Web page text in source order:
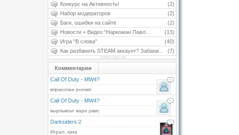
(2)
Конкурс на Активность!
(2)
Набор модераторов
(2)
Баги, ошибки на сайте
(13)
Новости + Видео "Наркоман Павл...
(40)
Игра "В слова"
(7)
Как разбанить STEAM аккаунт? Забани...
Комментарии
Call Of Duty - MW4?
впркеопаи рнеккп
Call Of Duty - MW4?
вырпыкоьт варе ркмс
Darksiders 2
Играл, кака